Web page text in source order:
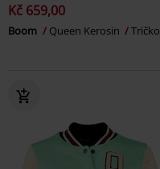
Kč 659,00
Boom Queen Kerosin Tričko